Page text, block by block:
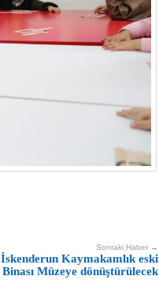
Sonraki Haber →
İskenderun Kaymakamlık eski
Binası Müzeye dönüştürülecek